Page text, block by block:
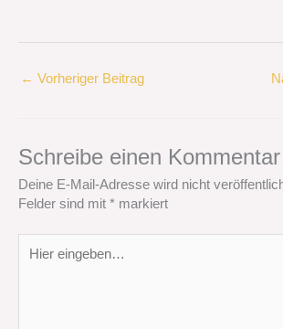
← Vorheriger Beitrag
Schreibe einen Kommentar
Deine E-Mail-Adresse wird nicht
Felder sind mit * markiert
eingeben…